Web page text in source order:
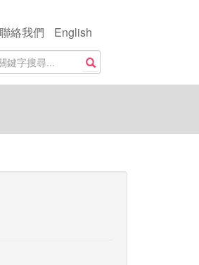
聯絡我們
English
搜尋